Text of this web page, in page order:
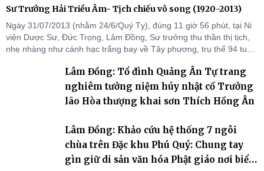
Sư Trưởng Hải Triều Âm- Tịch chiếu vô song (1920-2013)
Ngày 31/07/2013 (nhằm 24/6/Quý Tỵ), đúng 11 giờ 56 phút, tại Ni
viện Dược Sư, Đức Trọng, Lâm Đồng, Sư trưởng thu thần thị tịch,
nhẹ nhàng như cánh hạc trắng bay về Tây phương, trụ thế 94 tuổi
Lâm Đồng: Tổ đình Quảng Ân Tự trang
nghiêm tưởng niệm húy nhật cố Trưởng
lão Hòa thượng khai sơn Thích Hồng Ân
Lâm Đồng: Khảo cứu hệ thống 7 ngôi
chùa trên Đặc khu Phú Quý: Chung tay
gìn giữ di sản văn hóa Phật giáo nơi biển